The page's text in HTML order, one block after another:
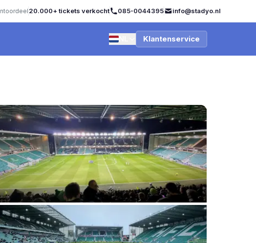
20.000+ tickets verkocht 085-0044395 info@stadyo.nl
Klantenservice